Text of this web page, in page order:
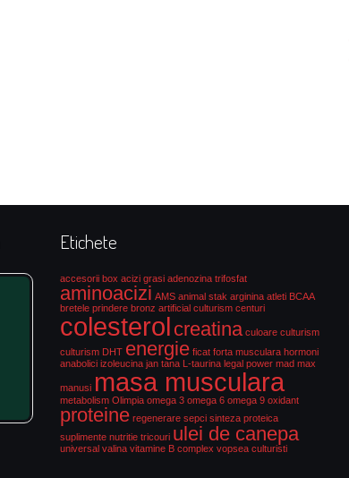
Etichete
accesorii box acizi grasi adenozina trifosfat
aminoacizi AMS animal stak arginina atleti BCAA
bretele prindere bronz artificial culturism centuri
colesterol creatina culoare culturism
culturism DHT energie ficat forta musculara hormoni
anabolici izoleucina jan tana L-taurina legal power mad max
manusi masa musculara
metabolism Olimpia omega 3 omega 6 omega 9 oxidant
proteine regenerare sepci sinteza proteica
suplimente nutritie tricouri ulei de canepa
universal valina vitamine B complex vopsea culturisti